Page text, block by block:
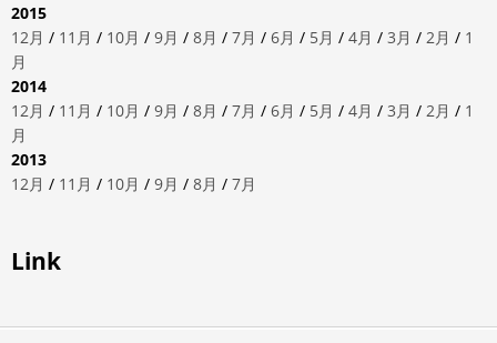
2015
12月 / 11月 / 10月 / 9月 / 8月 / 7月 / 6月 / 5月 / 4月 / 3月 / 2月 / 1
月
2014
12月 / 11月 / 10月 / 9月 / 8月 / 7月 / 6月 / 5月 / 4月 / 3月 / 2月 / 1
月
2013
12月 / 11月 / 10月 / 9月 / 8月 / 7月
Link